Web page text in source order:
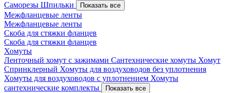
Саморезы Шпильки Показать все
Межфланцевые ленты
Межфланцевые ленты
Скоба для стяжки фланцев
Скоба для стяжки фланцев
Хомуты
Ленточный хомут с зажимами Сантехнические хомуты Хомут
Спринклерный Хомуты для воздуховодов без уплотнения
Хомуты для воздуховодов с уплотнением Хомуты
сантехнические комплекты
Показать все